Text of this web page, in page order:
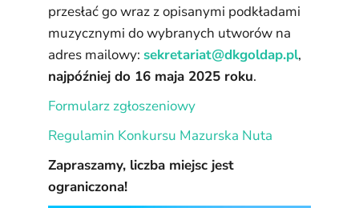
przesłać go wraz z opisanymi podkładami
muzycznymi do wybranych utworów na
adres mailowy: sekretariat@dkgoldap.pl,
najpóźniej do 16 maja 2025 roku.
Formularz zgłoszeniowy
Regulamin Konkursu Mazurska Nuta
Zapraszamy, liczba miejsc jest
ograniczona!